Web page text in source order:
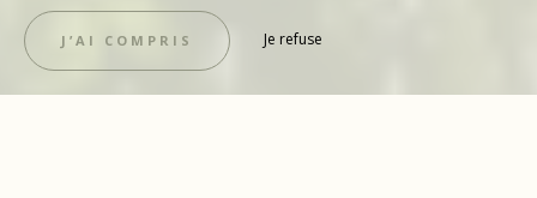
J’AI COMPRIS Je refuse